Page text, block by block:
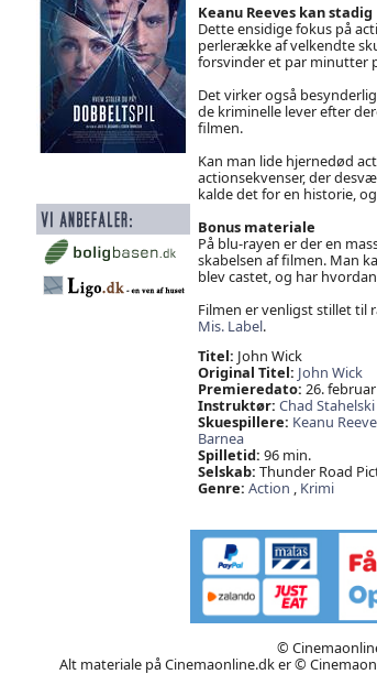
Keanu Reeves kan stadig
Dette ensidige fokus på
perlerække af velkendte
forsvinder et par minutter
Det virker også
de kriminelle lever efter
filmen.
Kan man lide hjernedød
actionsekvenser, der
kalde det for en historie,
Bonus materiale
På blu-rayen er der en
skabelsen af filmen. Man
blev castet, og har
Filmen er venligst stillet til
Mis. Label.
Titel: John Wick
Original Titel: John Wick
Premieredato: 26.
Instruktør: Chad Stahelski
Skuespillere: Keanu
Barnea
Spilletid: 96 min.
Selskab: Thunder Road
Genre: Action , Krimi
©
Alt materiale på Cinemaonline.dk er ©